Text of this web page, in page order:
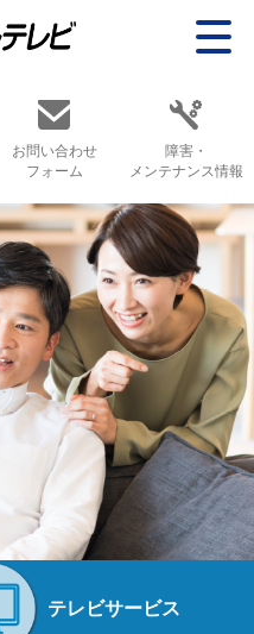
お問い合わせ
フォーム
障害・
メンテナンス情報
テレビサービス